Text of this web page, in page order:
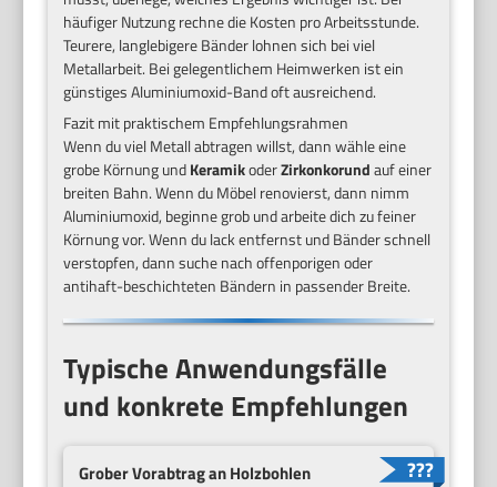
häufiger Nutzung rechne die Kosten pro Arbeitsstunde.
Teurere, langlebigere Bänder lohnen sich bei viel
Metallarbeit. Bei gelegentlichem Heimwerken ist ein
günstiges Aluminiumoxid-Band oft ausreichend.
Fazit mit praktischem Empfehlungsrahmen
Wenn du viel Metall abtragen willst, dann wähle eine
grobe Körnung undKeramikoderZirkonkorundauf einer
breiten Bahn. Wenn du Möbel renovierst, dann nimm
Aluminiumoxid, beginne grob und arbeite dich zu feiner
Körnung vor. Wenn du lack entfernst und Bänder schnell
verstopfen, dann suche nach offenporigen oder
antihaft-beschichteten Bändern in passender Breite.
Typische Anwendungsfälle
und konkrete Empfehlungen
Grober Vorabtrag an Holzbohlen